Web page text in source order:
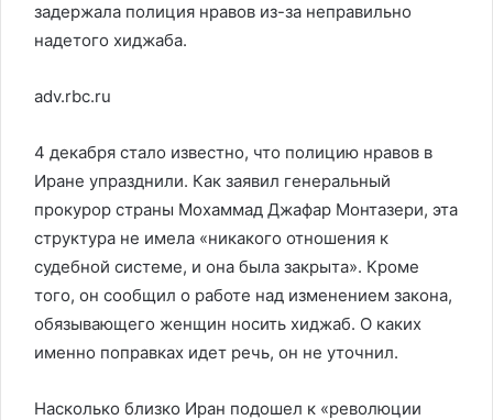
задержала полиция нравов из-за неправильно
надетого хиджаба.
adv.rbc.ru
4 декабря стало известно, что полицию нравов в
Иране упразднили. Как заявил генеральный
прокурор страны Мохаммад Джафар Монтазери, эта
структура не имела «никакого отношения к
судебной системе, и она была закрыта». Кроме
того, он сообщил о работе над изменением закона,
обязывающего женщин носить хиджаб. О каких
именно поправках идет речь, он не уточнил.
Насколько близко Иран подошел к «революции